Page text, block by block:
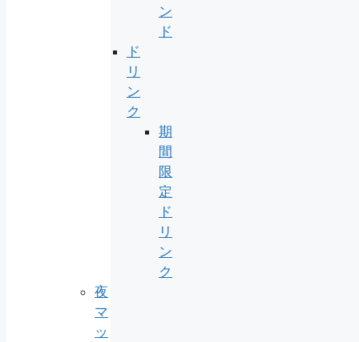
ン
ド
ド
リ
ン
ク
期
間
限
定
ド
リ
ン
ク
夜
マ
ッ